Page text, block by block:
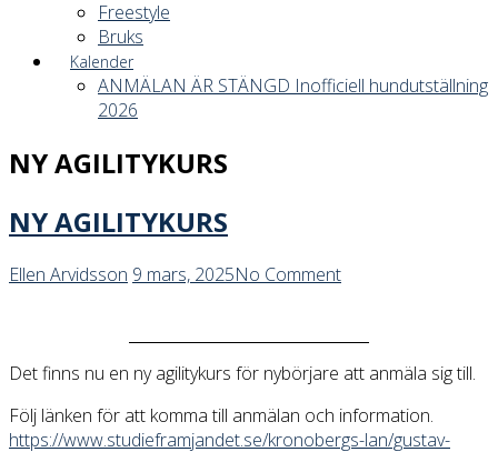
Freestyle
Bruks
Kalender
ANMÄLAN ÄR STÄNGD Inofficiell hundutställning
2026
NY AGILITYKURS
NY AGILITYKURS
Ellen Arvidsson 9 mars, 2025No Comment
Det finns nu en ny agilitykurs för nybörjare att anmäla sig till.
Följ länken för att komma till anmälan och information.
https://www.studieframjandet.se/kronobergs-lan/gustav-